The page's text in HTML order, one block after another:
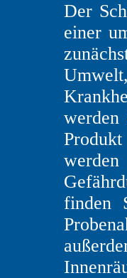
Der
einer
werden
finden